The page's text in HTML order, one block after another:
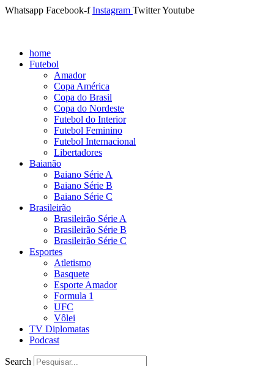
Whatsapp Facebook-f Instagram TwitterYoutube
home
Futebol
Amador
Copa América
Copa do Brasil
Copa do Nordeste
Futebol do Interior
Futebol Feminino
Futebol Internacional
Libertadores
Baianão
Baiano Série A
Baiano Série B
Baiano Série C
Brasileirão
Brasileirão Série A
Brasileirão Série B
Brasileirão Série C
Esportes
Atletismo
Basquete
Esporte Amador
Formula 1
UFC
Vôlei
TV Diplomatas
Podcast
Search